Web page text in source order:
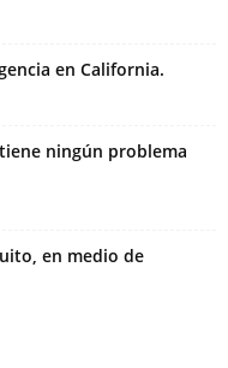
en California.
ningún problema
en medio de